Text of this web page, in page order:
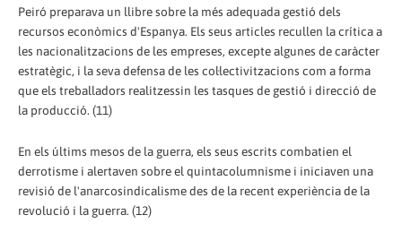
Peiró preparava un llibre sobre la més adequada gestió dels
recursos econòmics d'Espanya. Els seus articles recullen la crítica a
les nacionalitzacions de les empreses, excepte algunes de caràcter
estratègic, i la seva defensa de les col·lectivitzacions com a forma
que els treballadors realitzessin les tasques de gestió i direcció de
la producció. (11)
En els últims mesos de la guerra, els seus escrits combatien el
derrotisme i alertaven sobre el quintacolumnisme i iniciaven una
revisió de l'anarcosindicalisme des de la recent experiència de la
revolució i la guerra. (12)